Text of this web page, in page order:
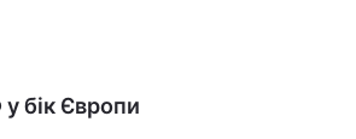
бік Європи